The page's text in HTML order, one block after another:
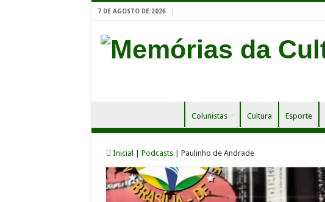
7 DE AGOSTO DE 2026
Colunistas Cultura Esporte
Inicial Podcasts Paulinho de Andrade